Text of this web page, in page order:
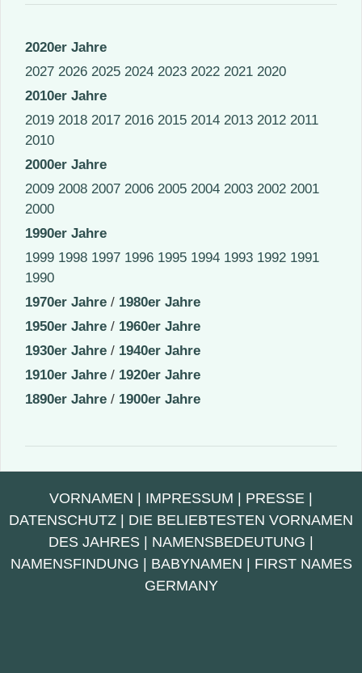
2020er Jahre
2027 2026 2025 2024 2023 2022 2021 2020
2010er Jahre
2019 2018 2017 2016 2015 2014 2013 2012 2011
2010
2000er Jahre
2009 2008 2007 2006 2005 2004 2003 2002 2001
2000
1990er Jahre
1999 1998 1997 1996 1995 1994 1993 1992 1991
1990
1970er Jahre / 1980er Jahre
1950er Jahre / 1960er Jahre
1930er Jahre / 1940er Jahre
1910er Jahre / 1920er Jahre
1890er Jahre / 1900er Jahre
VORNAMEN IMPRESSUM PRESSE
DATENSCHUTZ
DIE BELIEBTESTEN VORNAMEN
DES JAHRES
NAMENSBEDEUTUNG
NAMENSFINDUNG
BABYNAMEN
FIRST NAMES
GERMANY